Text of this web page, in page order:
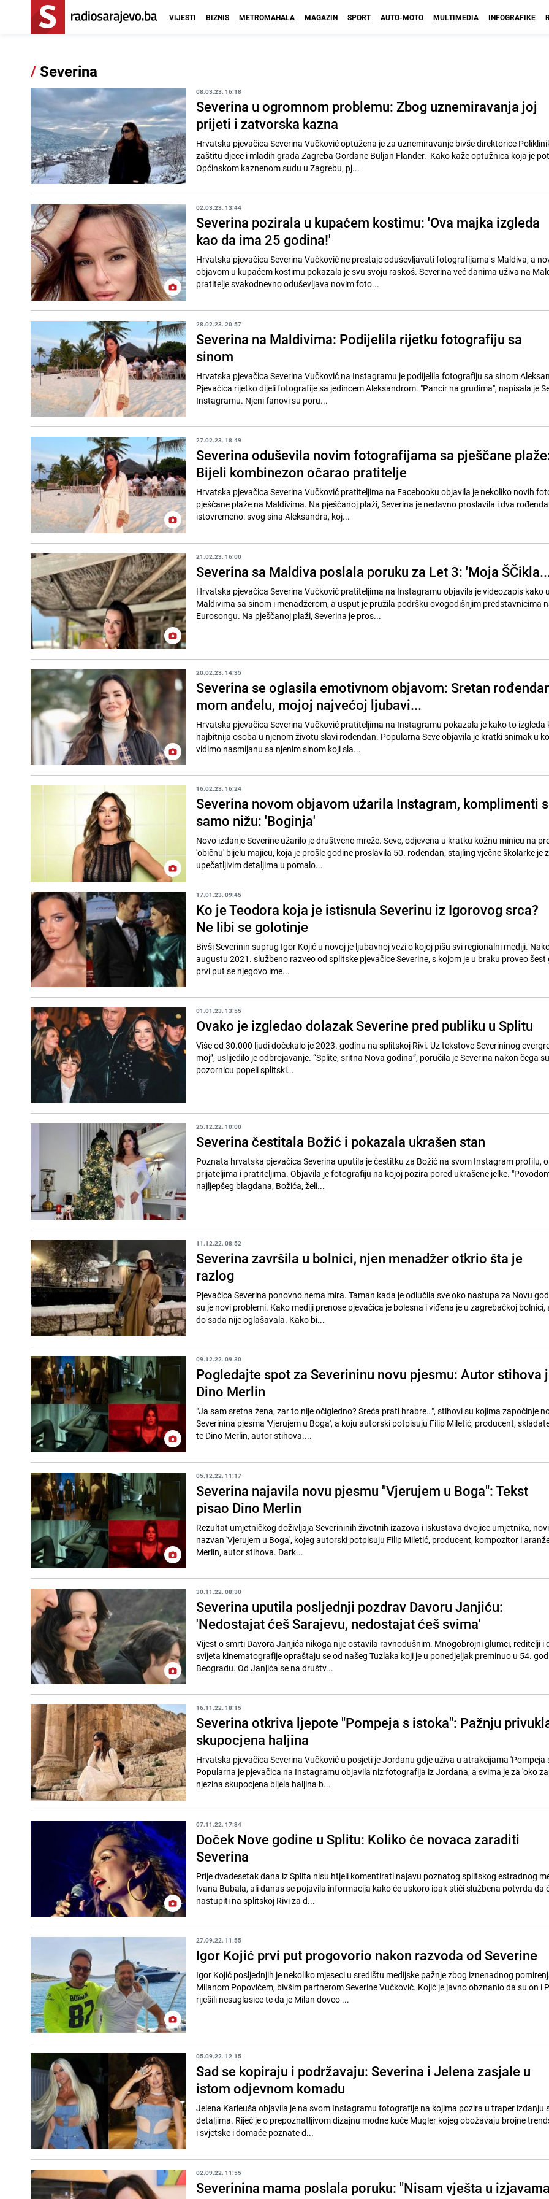
VIJESTI BIZNIS METROMAHALA MAGAZIN SPORT AUTO-MOTO MULTIMEDIA INFOGRAFIKE
/ Severina
08.03.23. 16:18
Severina u ogromnom problemu: Zbog uznemiravanja joj
prijeti i zatvorska kazna
Hrvatska pjevačica Severina Vučković optužena je za uznemiravanje bivše direktorice
zaštitu djece i mladih grada Zagreba Gordane Buljan Flander. Kako kaže optužnica koja je
Općinskom kaznenom sudu u Zagrebu, pj...
02.03.23. 13:44
Severina pozirala u kupaćem kostimu: 'Ova majka izgleda
kao da ima 25 godina!'
Hrvatska pjevačica Severina Vučković ne prestaje oduševljavati fotografijama s Maldiva, a
objavom u kupaćem kostimu pokazala je svu svoju raskoš. Severina već danima uživa na
pratitelje svakodnevno oduševljava novim foto...
28.02.23. 20:57
Severina na Maldivima: Podijelila rijetku fotografiju sa
sinom
Hrvatska pjevačica Severina Vučković na Instagramu je podijelila fotografiju sa sinom
Pjevačica rijetko dijeli fotografije sa jedincem Aleksandrom. "Pancir na grudima", napisala je
Instagramu. Njeni fanovi su poru...
27.02.23. 18:49
Severina oduševila novim fotografijama sa pješčane
Bijeli kombinezon očarao pratitelje
Hrvatska pjevačica Severina Vučković pratiteljima na Facebooku objavila je nekoliko novih
pješčane plaže na Maldivima. Na pješčanoj plaži, Severina je nedavno proslavila i dva
istovremeno: svog sina Aleksandra, koj...
21.02.23. 16:00
Severina sa Maldiva poslala poruku za Let 3: 'Moja
Hrvatska pjevačica Severina Vučković pratiteljima na Instagramu objavila je videozapis kako
Maldivima sa sinom i menadžerom, a usput je pružila podršku ovogodišnjim predstavnicima
Eurosongu. Na pješčanoj plaži, Severina je pros...
20.02.23. 14:35
Severina se oglasila emotivnom objavom: Sretan
mom anđelu, mojoj najvećoj ljubavi...
Hrvatska pjevačica Severina Vučković pratiteljima na Instagramu pokazala je kako to izgleda
najbitnija osoba u njenom životu slavi rođendan. Popularna Seve objavila je kratki snimak u
vidimo nasmijanu sa njenim sinom koji sla...
16.02.23. 16:24
Severina novom objavom užarila Instagram, komplimenti
samo nižu: 'Boginja'
Novo izdanje Severine užarilo je društvene mreže. Seve, odjevena u kratku kožnu minicu na
'običnu' bijelu majicu, koja je prošle godine proslavila 50. rođendan, stajling vječne školarke je
upečatljivim detaljima u pomalo...
17.01.23. 09:45
Ko je Teodora koja je istisnula Severinu iz Igorovog srca?
Ne libi se golotinje
Bivši Severinin suprug Igor Kojić u novoj je ljubavnoj vezi o kojoj pišu svi regionalni mediji.
augustu 2021. službeno razveo od splitske pjevačice Severine, s kojom je u braku proveo šest
prvi put se njegovo ime...
01.01.23. 13:55
Ovako je izgledao dolazak Severine pred publiku u Splitu
Više od 30.000 ljudi dočekalo je 2023. godinu na splitskoj Rivi. Uz tekstove Severininog
moj”, uslijedilo je odbrojavanje. “Splite, sritna Nova godina”, poručila je Severina nakon čega
pozornicu popeli splitski...
25.12.22. 10:00
Severina čestitala Božić i pokazala ukrašen stan
Poznata hrvatska pjevačica Severina uputila je čestitku za Božić na svom Instagram profilu,
prijateljima i pratiteljima. Objavila je fotografiju na kojoj pozira pored ukrašene jelke.
najljepšeg blagdana, Božića, želi...
11.12.22. 08:52
Severina završila u bolnici, njen menadžer otkrio šta je
razlog
Pjevačica Severina ponovno nema mira. Taman kada je odlučila sve oko nastupa za Novu
su je novi problemi. Kako mediji prenose pjevačica je bolesna i viđena je u zagrebačkoj bolnici,
do sada nije oglašavala. Kako bi...
09.12.22. 09:30
Pogledajte spot za Severininu novu pjesmu: Autor stihova
Dino Merlin
"Ja sam sretna žena, zar to nije očigledno? Sreća prati hrabre…", stihovi su kojima započinje
Severinina pjesma 'Vjerujem u Boga', a koju autorski potpisuju Filip Miletić, producent,
te Dino Merlin, autor stihova....
05.12.22. 11:17
Severina najavila novu pjesmu "Vjerujem u Boga": Tekst
pisao Dino Merlin
Rezultat umjetničkog doživljaja Severininih životnih izazova i iskustava dvojice umjetnika,
nazvan 'Vjerujem u Boga', kojeg autorski potpisuju Filip Miletić, producent, kompozitor i
Merlin, autor stihova. Dark...
30.11.22. 08:30
Severina uputila posljednji pozdrav Davoru Janjiću:
'Nedostajat ćeš Sarajevu, nedostajat ćeš svima'
Vijest o smrti Davora Janjića nikoga nije ostavila ravnodušnim. Mnogobrojni glumci, reditelji i
svijeta kinematografije opraštaju se od našeg Tuzlaka koji je u ponedjeljak preminuo u 54.
Beogradu. Od Janjića se na društv...
16.11.22. 18:15
Severina otkriva ljepote "Pompeja s istoka": Pažnju
skupocjena haljina
Hrvatska pjevačica Severina Vučković u posjeti je Jordanu gdje uživa u atrakcijama 'Pompeja
Popularna je pjevačica na Instagramu objavila niz fotografija iz Jordana, a svima je za 'oko
njezina skupocjena bijela haljina b...
07.11.22. 17:34
Doček Nove godine u Splitu: Koliko će novaca zaraditi
Severina
Prije dvadesetak dana iz Splita nisu htjeli komentirati najavu poznatog splitskog estradnog
Ivana Bubala, ali danas se pojavila informacija kako će uskoro ipak stići službena potvrda da
nastupiti na splitskoj Rivi za d...
27.09.22. 11:55
Igor Kojić prvi put progovorio nakon razvoda od Severine
Igor Kojić posljednjih je nekoliko mjeseci u središtu medijske pažnje zbog iznenadnog
Milanom Popovićem, bivšim partnerom Severine Vučković. Kojić je javno obznanio da su on i Popović
riješili nesuglasice te da je Milan doveo ...
05.09.22. 12:15
Sad se kopiraju i podržavaju: Severina i Jelena zasjale u
istom odjevnom komadu
Jelena Karleuša objavila je na svom Instagramu fotografije na kojima pozira u traper izdanju
detaljima. Riječ je o prepoznatljivom dizajnu modne kuće Mugler kojeg obožavaju brojne
i svjetske i domaće poznate d...
02.09.22. 11:55
Severinina mama poslala poruku: "Nisam vješta u